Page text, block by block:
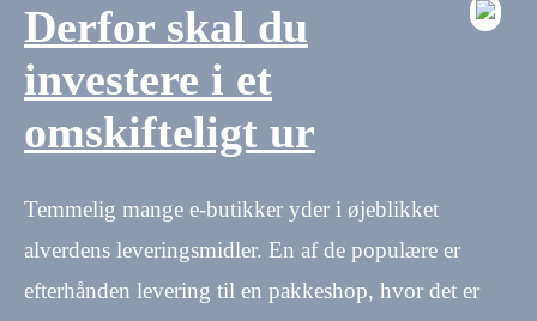
Derfor skal du
investere i et
omskifteligt ur
Temmelig mange e-butikker yder i øjeblikket
alverdens leveringsmidler. En af de populære er
efterhånden levering til en pakkeshop, hvor det er